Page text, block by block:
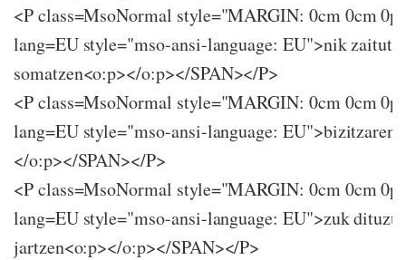
<P class=MsoNormal style="MARGIN: 0cm 0cm
lang=EU style="mso-ansi-language: EU">nik zaitut
somatzen<o:p></o:p></SPAN></P>
<P class=MsoNormal style="MARGIN: 0cm 0cm
lang=EU style="mso-ansi-language: EU">bizitzaren
</o:p></SPAN></P>
<P class=MsoNormal style="MARGIN: 0cm 0cm
lang=EU style="mso-ansi-language: EU">zuk dituzu
jartzen<o:p></o:p></SPAN></P>